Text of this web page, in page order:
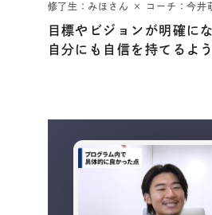
修了生：みほさん × コーチ：今井
目標やビジョンが明確に
自分にも自信を持てるよ